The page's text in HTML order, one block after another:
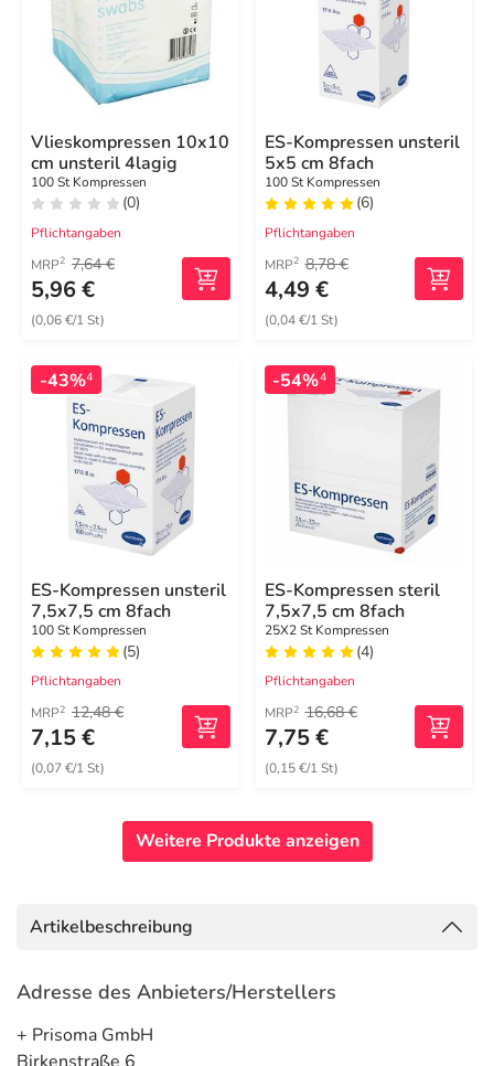
Vlieskompressen 10x10
cm unsteril 4lagig
100 St Kompressen
(0)
Pflichtangaben
MRP2 7,64 €
5,96 €
(0,06 €/1 St)
ES-Kompressen unsteril
5x5 cm 8fach
100 St Kompressen
(6)
Pflichtangaben
MRP2 8,78 €
4,49 €
(0,04 €/1 St)
-43%4
ES-Kompressen unsteril
7,5x7,5 cm 8fach
100 St Kompressen
(5)
Pflichtangaben
MRP2 12,48 €
7,15 €
(0,07 €/1 St)
-54%4
ES-Kompressen steril
7,5x7,5 cm 8fach
25X2 St Kompressen
(4)
Pflichtangaben
MRP2 16,68 €
7,75 €
(0,15 €/1 St)
Weitere Produkte anzeigen
Artikelbeschreibung
Adresse des Anbieters/Herstellers
+ Prisoma GmbH